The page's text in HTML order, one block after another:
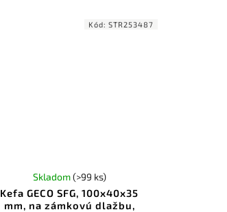
Kefa GECO SFG, 100x40x35
mm, na zámkovú dlažbu,
Skladom(>99 ks)
Kód:STR253487